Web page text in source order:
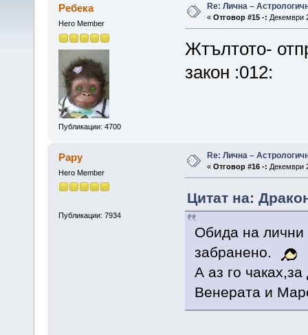
Ребека
Hero Member
Публикации: 4700
Re: Лична –
« Отговор #15 -: Декември
Жтълтото-
закон :012:
Papy
Hero Member
Публикации: 7934
Re: Лична –
« Отговор #16 -: Декември
Цитат на:
Обида на
забранено.
А аз го
Венерата и